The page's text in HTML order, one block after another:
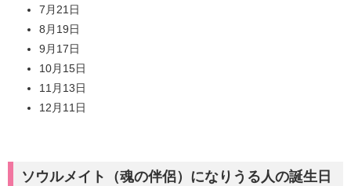
7月21日
8月19日
9月17日
10月15日
11月13日
12月11日
ソウルメイト（魂の伴侶）になりうる人の誕生日